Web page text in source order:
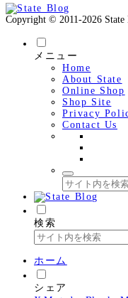
Copyright © 2011-2026 State
メニュー
Home
About State
Online Shop
Shop Site
Privacy
Contact Us
検索
ホーム
シェア